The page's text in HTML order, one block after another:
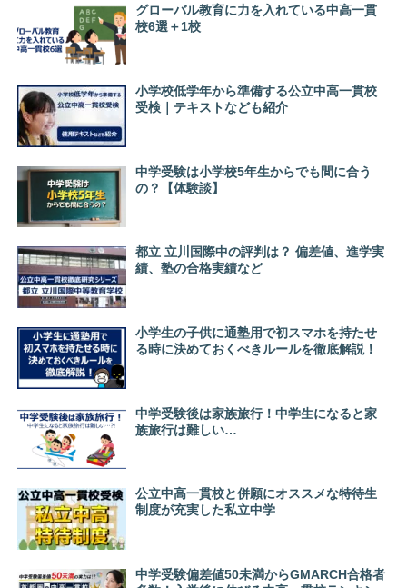
グローバル教育に力を入れている中高一貫
校6選＋1校
小学校低学年から準備する公立中高一貫校
受検｜テキストなども紹介
中学受験は小学校5年生からでも間に合う
の？【体験談】
都立 立川国際中の評判は？ 偏差値、進学実
績、塾の合格実績など
小学生の子供に通塾用で初スマホを持たせ
る時に決めておくべきルールを徹底解説！
中学受験後は家族旅行！中学生になると家
族旅行は難しい…
公立中高一貫校と併願にオススメな特待生
制度が充実した私立中学
中学受験偏差値50未満からGMARCH合格者